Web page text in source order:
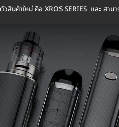
นค้าใหม่ คือ XROS SERIES และ สาม